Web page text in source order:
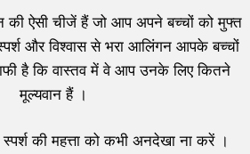
की ऐसी चीजें हैं जो आप अपने बच्चों को मुफ्त
और विश्वास से भरा आलिंगन आपके बच्चों
है कि वास्तव में वे आप उनके लिए कितने
मूल्यवान हैं ।
स्पर्श की महत्ता को कभी अनदेखा ना करें ।